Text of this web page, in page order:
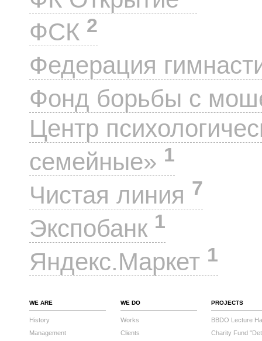
ФСК 2
Федерация
Фонд борьбы с
Центр
семейные» 1
Чистая линия 7
Экспобанк 1
Яндекс.Маркет 1
WE ARE
History
Management
WE DO
Works
Clients
PROJECTS
BBDO Lecture
Charity Fund